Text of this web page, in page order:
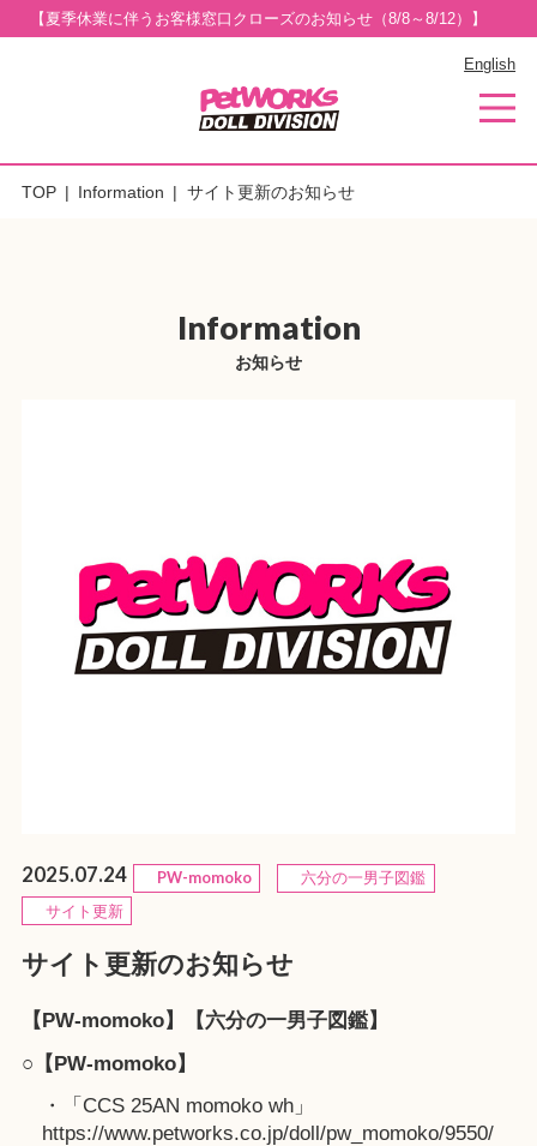
【夏季休業に伴うお客様窓口クローズのお知らせ（8/8～8/12）】
English
TOP Information サイト更新のお知らせ
Information
お知らせ
2025.07.24 PW-momoko
六分の一男子図鑑
サイト更新
サイト更新のお知らせ
【PW-momoko】【六分の一男子図鑑】
○【PW-momoko】
・「CCS 25AN momoko wh」
https://www.petworks.co.jp/doll/pw_momoko/9550/